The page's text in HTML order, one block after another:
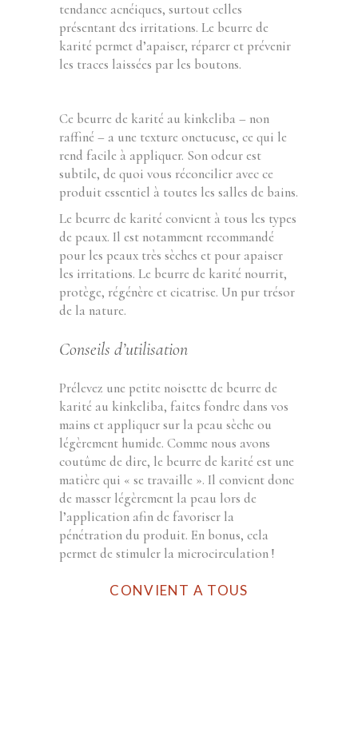
tendance acnéiques, surtout celles
présentant des irritations. Le beurre de
karité permet d’apaiser, réparer et prévenir
les traces laissées par les boutons.
Ce beurre de karité au kinkeliba – non
raffiné – a une texture onctueuse, ce qui le
rend facile à appliquer. Son odeur est
subtile, de quoi vous réconcilier avec ce
produit essentiel à toutes les salles de bains.
Le beurre de karité convient à tous les types
de peaux. Il est notamment recommandé
pour les peaux très sèches et pour apaiser
les irritations. Le beurre de karité nourrit,
protège, régénère et cicatrise. Un pur trésor
de la nature.
Conseils d’utilisation
Prélevez une petite noisette de beurre de
karité au kinkeliba, faites fondre dans vos
mains et appliquer sur la peau sèche ou
légèrement humide. Comme nous avons
coutûme de dire, le beurre de karité est une
matière qui « se travaille ». Il convient donc
de masser légèrement la peau lors de
l’application afin de favoriser la
pénétration du produit. En bonus, cela
permet de stimuler la microcirculation !
CONVIENT A TOUS